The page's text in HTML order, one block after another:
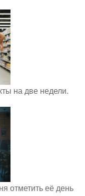
на две недели.
отметить её день